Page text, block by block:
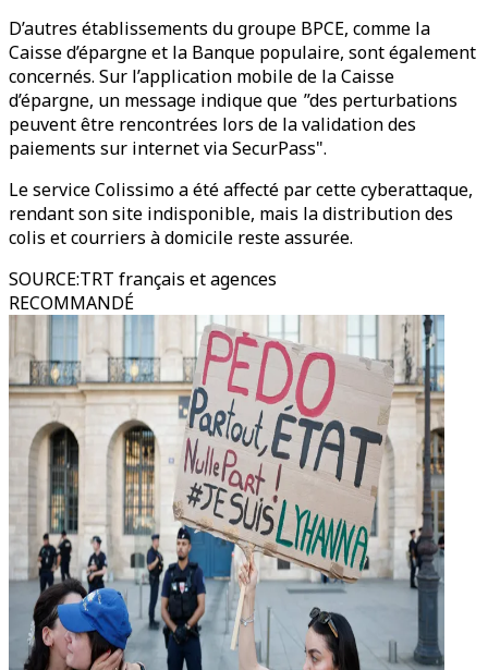
D’autres établissements du groupe BPCE, comme la
Caisse d’épargne et la Banque populaire, sont également
concernés. Sur l’application mobile de la Caisse
d’épargne, un message indique que ”des perturbations
peuvent être rencontrées lors de la validation des
paiements sur internet via SecurPass".
Le service Colissimo a été affecté par cette cyberattaque,
rendant son site indisponible, mais la distribution des
colis et courriers à domicile reste assurée.
SOURCE:TRT français et agences
RECOMMANDÉ